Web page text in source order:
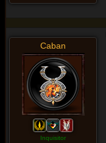
Caban
Inquisitor